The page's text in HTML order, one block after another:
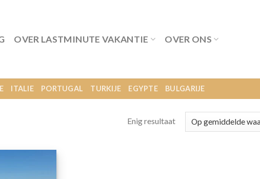
OVER LASTMINUTE VAKANTIE OVER ONS
ITALIE PORTUGAL TURKIJE EGYPTE BULGARIJE
Enig resultaat